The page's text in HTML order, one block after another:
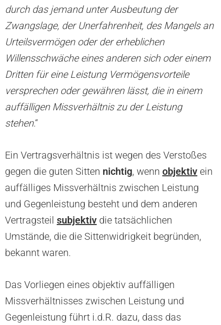
durch das jemand unter Ausbeutung der
Zwangslage, der Unerfahrenheit, des Mangels an
Urteilsvermögen oder der erheblichen
Willensschwäche eines anderen sich oder einem
Dritten für eine Leistung Vermögensvorteile
versprechen oder gewähren lässt, die in einem
auffälligen Missverhältnis zu der Leistung
stehen.“
Ein Vertragsverhältnis ist wegen des Verstoßes
gegen die guten Sitten nichtig, wenn objektiv ein
auffälliges Missverhältnis zwischen Leistung
und Gegenleistung besteht und dem anderen
Vertragsteil subjektiv die tatsächlichen
Umstände, die die Sittenwidrigkeit begründen,
bekannt waren.
Das Vorliegen eines objektiv auffälligen
Missverhältnisses zwischen Leistung und
Gegenleistung führt i.d.R. dazu, dass das